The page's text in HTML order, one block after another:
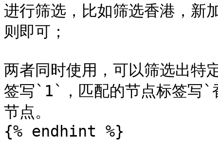
进行筛选，比如筛选香港，新
则即可；
两者同时使用，可以筛选出特
签写`1`，匹配的节点标签写`
节点。
{% endhint %}